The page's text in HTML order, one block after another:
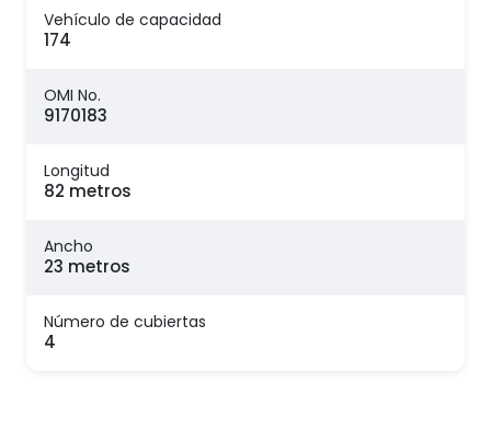
Vehículo de capacidad
174
OMI No.
9170183
Longitud
82 metros
Ancho
23 metros
Número de cubiertas
4